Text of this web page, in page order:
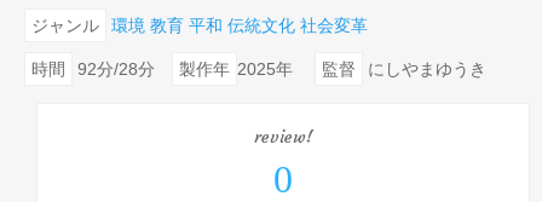
ジャンル 環境 教育 平和 伝統文化 社会変革
時間 92分/28分 製作年 2025年 監督 にしやまゆうき
review!
0